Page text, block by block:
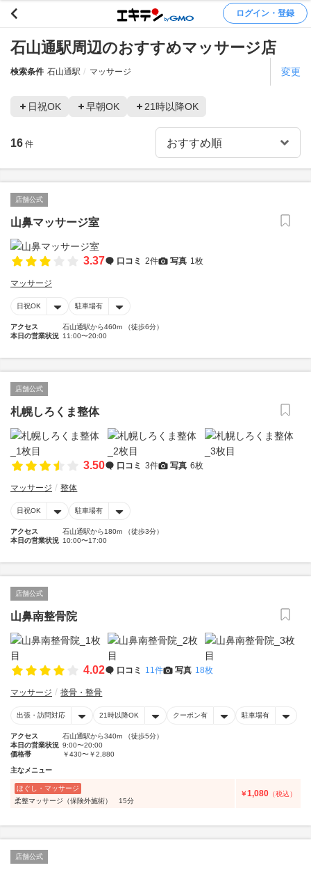
ログイン・登録
石山通駅周辺のおすすめマッサージ店
検索条件 石山通駅 マッサージ 変更
日祝OK 早朝OK 21時以降OK
16 件
店舗公式
山鼻マッサージ室
3.37 口コミ 2件 写真 1枚
マッサージ
日祝OK 駐車場有
アクセス
石山通駅から460m （徒歩6分）
本日の営業状況 11:00〜20:00
店舗公式
札幌しろくま整体
3.50 口コミ 3件 写真 6枚
マッサージ 整体
日祝OK 駐車場有
アクセス
石山通駅から180m （徒歩3分）
本日の営業状況 10:00〜17:00
店舗公式
山鼻南整骨院
4.02 口コミ 11件 写真 18枚
マッサージ 接骨・整骨
出張・訪問対応 21時以降OK クーポン有 駐車場有
アクセス
石山通駅から340m （徒歩5分）
本日の営業状況 9:00〜20:00
価格帯
￥430〜￥2,880
主なメニュー
ほぐし・マッサージ
柔整マッサージ（保険外施術） 15分
￥1,080 （税込）
店舗公式